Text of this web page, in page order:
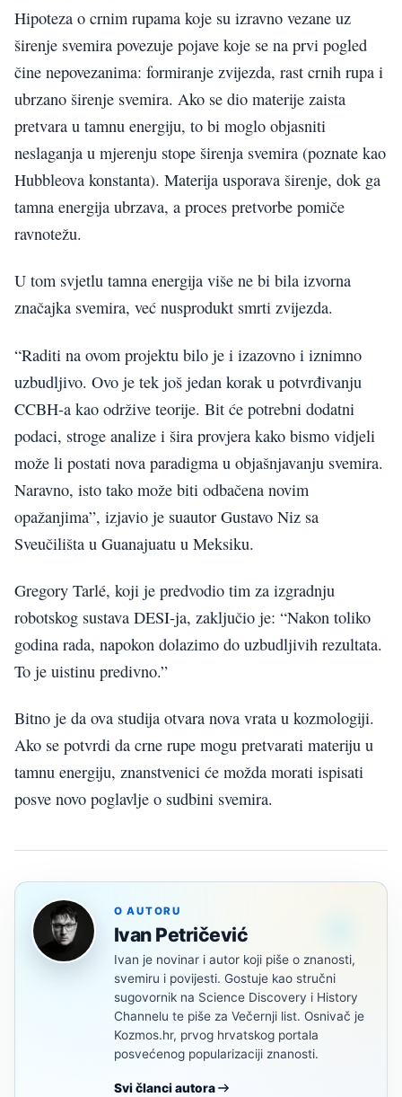
Hipoteza o crnim rupama koje su izravno vezane uz
širenje svemira povezuje pojave koje se na prvi pogled
čine nepovezanima: formiranje zvijezda, rast crnih rupa i
ubrzano širenje svemira. Ako se dio materije zaista
pretvara u tamnu energiju, to bi moglo objasniti
neslaganja u mjerenju stope širenja svemira (poznate kao
Hubbleova konstanta). Materija usporava širenje, dok ga
tamna energija ubrzava, a proces pretvorbe pomiče
ravnotežu.
U tom svjetlu tamna energija više ne bi bila izvorna
značajka svemira, već nusprodukt smrti zvijezda.
“Raditi na ovom projektu bilo je i izazovno i iznimno
uzbudljivo. Ovo je tek još jedan korak u potvrđivanju
CCBH-a kao održive teorije. Bit će potrebni dodatni
podaci, stroge analize i šira provjera kako bismo vidjeli
može li postati nova paradigma u objašnjavanju svemira.
Naravno, isto tako može biti odbačena novim
opažanjima”, izjavio je suautor Gustavo Niz sa
Sveučilišta u Guanajuatu u Meksiku.
Gregory Tarlé, koji je predvodio tim za izgradnju
robotskog sustava DESI-ja, zaključio je: “Nakon toliko
godina rada, napokon dolazimo do uzbudljivih rezultata.
To je uistinu predivno.”
Bitno je da ova studija otvara nova vrata u kozmologiji.
Ako se potvrdi da crne rupe mogu pretvarati materiju u
tamnu energiju, znanstvenici će možda morati ispisati
posve novo poglavlje o sudbini svemira.
O AUTORU
Ivan Petričević
Ivan je novinar i autor koji piše o znanosti,
svemiru i povijesti. Gostuje kao stručni
sugovornik na Science Discovery i History
Channelu te piše za Večernji list. Osnivač je
Kozmos.hr, prvog hrvatskog portala
posvećenog popularizaciji znanosti.
Svi članci autora